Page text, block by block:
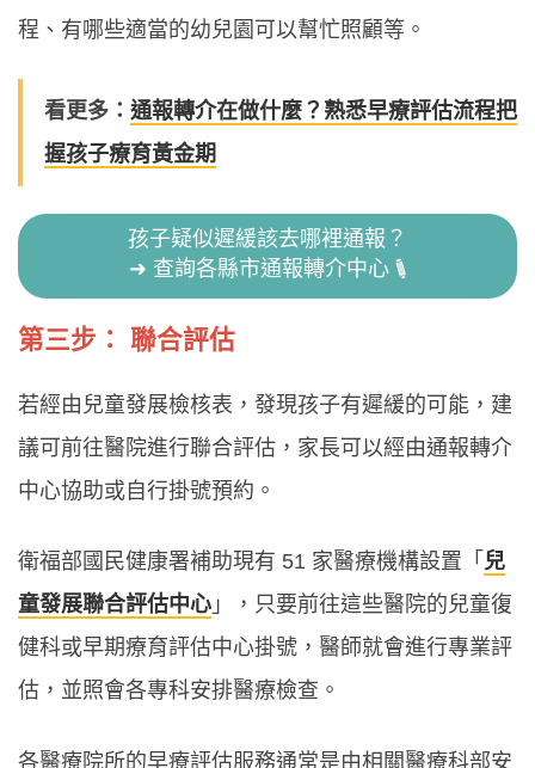
程、有哪些適當的幼兒園可以幫忙照顧等。
看更多： 通報轉介在做什麼？熟悉早療評估流程把
握孩子療育黃金期
孩子疑似遲緩該去哪裡通報？
➜ 查詢各縣市通報轉介中心
第三步： 聯合評估
若經由兒童發展檢核表，發現孩子有遲緩的可能，建
議可前往醫院進行聯合評估，家長可以經由通報轉介
中心協助或自行掛號預約。
衛福部國民健康署補助現有 51 家醫療機構設置「 兒
童發展聯合評估中心 」，只要前往這些醫院的兒童復
健科或早期療育評估中心掛號，醫師就會進行專業評
估，並照會各專科安排醫療檢查。
各醫療院所的早療評估服務通常是由相關醫療科部安